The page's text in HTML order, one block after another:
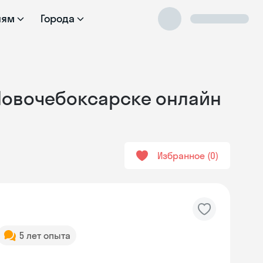
Города
онлайн
Избранное 0
5 лет опыта